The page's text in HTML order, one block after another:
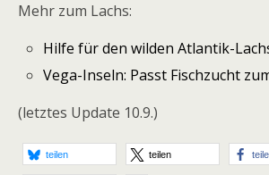
Mehr zum Lachs:
Hilfe für den wilden Atlantik-
Vega-Inseln: Passt Fischzucht
(letztes Update 10.9.)
teilen teilen